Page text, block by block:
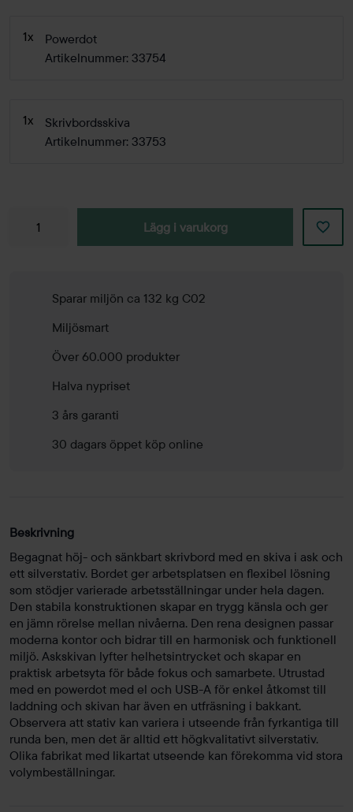
1x
Powerdot
Artikelnummer: 33754
1x
Skrivbordsskiva
Artikelnummer: 33753
Lägg i varukorg
Sparar miljön ca 132 kg C02
Miljösmart
Över 60.000 produkter
Halva nypriset
3 års garanti
30 dagars öppet köp online
Beskrivning
Begagnat höj- och sänkbart skrivbord med en skiva i ask och
ett silverstativ. Bordet ger arbetsplatsen en flexibel lösning
som stödjer varierade arbetsställningar under hela dagen.
Den stabila konstruktionen skapar en trygg känsla och ger
en jämn rörelse mellan nivåerna. Den rena designen passar
moderna kontor och bidrar till en harmonisk och funktionell
miljö. Askskivan lyfter helhetsintrycket och skapar en
praktisk arbetsyta för både fokus och samarbete. Utrustad
med en powerdot med el och USB-A för enkel åtkomst till
laddning och skivan har även en utfräsning i bakkant.
Observera att stativ kan variera i utseende från fyrkantiga till
runda ben, men det är alltid ett högkvalitativt silverstativ.
Olika fabrikat med likartat utseende kan förekomma vid stora
volymbeställningar.